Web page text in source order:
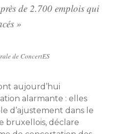
de 2.700 emplois qui
»
de ConcertES
aujourd’hui
alarmante : elles
d’ajustement dans le
bruxellois, déclare